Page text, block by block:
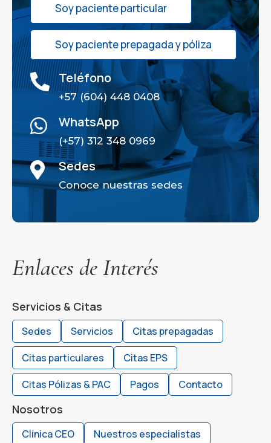
Soy paciente particular
Soy paciente prepagada y póliza
 Teléfono
+57 (604) 448 0408
 WhatsApp
(+57) 312 348 0969
 Sedes
Conoce nuestras sedes
Enlaces de Interés
Servicios & Citas
Sedes Servicios
Citas prepagadas
Citas particulares
Citas EPS
Citas Pólizas & PAC
Pagos Contacto
Nosotros
Clínica CEO
Nuestros especialistas